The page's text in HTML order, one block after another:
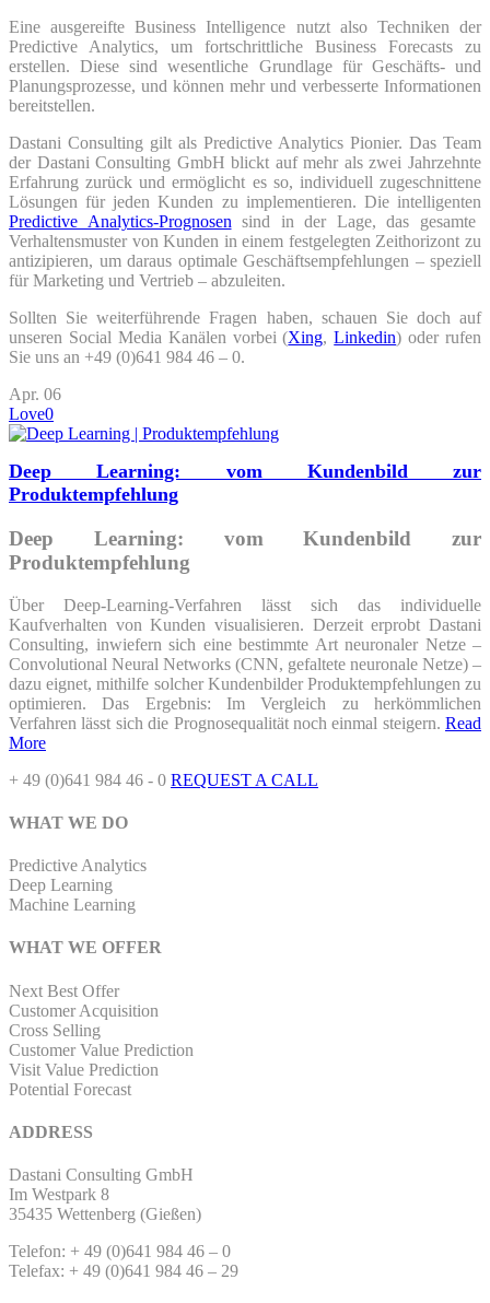
Eine ausgereifte Business Intelligence nutzt also Techniken der
Predictive Analytics, um fortschrittliche Business Forecasts zu
erstellen. Diese sind wesentliche Grundlage für Geschäfts- und
Planungsprozesse, und können mehr und verbesserte Informationen
bereitstellen.
Dastani Consulting gilt als Predictive Analytics Pionier. Das Team
der Dastani Consulting GmbH blickt auf mehr als zwei Jahrzehnte
Erfahrung zurück und ermöglicht es so, individuell zugeschnittene
Lösungen für jeden Kunden zu implementieren. Die intelligenten
Predictive Analytics-Prognosen sind in der Lage, das gesamte
Verhaltensmuster von Kunden in einem festgelegten Zeithorizont zu
antizipieren, um daraus optimale Geschäftsempfehlungen – speziell
für Marketing und Vertrieb – abzuleiten.
Sollten Sie weiterführende Fragen haben, schauen Sie doch auf
unseren Social Media Kanälen vorbei (Xing,Linkedin) oder rufen
Sie uns an +49 (0)641 984 46 – 0.
Apr. 06
Love0
Deep Learning: vom Kundenbild zur
Produktempfehlung
Deep Learning: vom Kundenbild zur
Produktempfehlung
Über Deep-Learning-Verfahren lässt sich das individuelle
Kaufverhalten von Kunden visualisieren. Derzeit erprobt Dastani
Consulting, inwiefern sich eine bestimmte Art neuronaler Netze –
Convolutional Neural Networks (CNN, gefaltete neuronale Netze) –
dazu eignet, mithilfe solcher Kundenbilder Produktempfehlungen zu
optimieren. Das Ergebnis: Im Vergleich zu herkömmlichen
Verfahren lässt sich die Prognosequalität noch einmal steigern. Read
More
+ 49 (0)641 984 46 - 0 REQUEST A CALL
WHAT WE DO
Predictive Analytics
Deep Learning
Machine Learning
WHAT WE OFFER
Next Best Offer
Customer Acquisition
Cross Selling
Customer Value Prediction
Visit Value Prediction
Potential Forecast
ADDRESS
Dastani Consulting GmbH
Im Westpark 8
35435 Wettenberg (Gießen)
Telefon: + 49 (0)641 984 46 – 0
Telefax: + 49 (0)641 984 46 – 29